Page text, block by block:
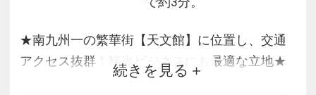
★南九州一の繁華街【天文館】に位置し、交通
アクセス抜群！観光ビジネスにも最適な立地★
周辺には、鹿児島の郷土料理や焼酎など堪能で
続きを見る